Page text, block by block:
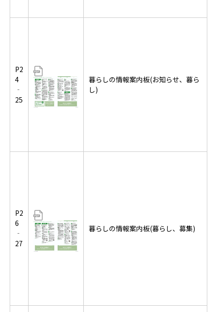
P2
4
‐
25
暮らしの情報案内板(お知らせ、暮ら
し)
P2
6
‐
27
暮らしの情報案内板(暮らし、募集)